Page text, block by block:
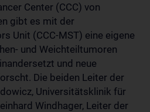
Center (CCC) von
gibt es mit der
Unit (CCC-MST) eine eigene
und Weichteiltumoren
und neue
Die beiden Leiter der
Universitätsklinik für
Windhager, Leiter der